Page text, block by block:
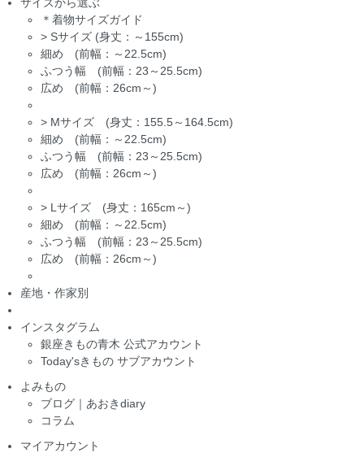
＊着物サイズガイド
> Sサイズ (身丈：～155cm)
細め (前幅：～22.5cm)
ふつう幅 (前幅：23～25.5cm)
広め (前幅：26cm～)
> Mサイズ (身丈：155.5～164.5cm)
細め (前幅：～22.5cm)
ふつう幅 (前幅：23～25.5cm)
広め (前幅：26cm～)
> Lサイズ (身丈：165cm～)
細め (前幅：～22.5cm)
ふつう幅 (前幅：23～25.5cm)
広め (前幅：26cm～)
産地・作家別
インスタグラム
銀座きもの青木 公式アカウント
Today'sきもの サブアカウント
よみもの
ブログ｜あおきdiary
コラム
マイアカウント